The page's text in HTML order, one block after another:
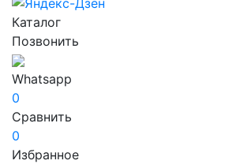
Каталог
Позвонить
Whatsapp
0
Сравнить
0
Избранное